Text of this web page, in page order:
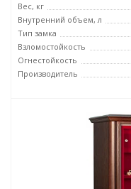
Вес, кг
Внутренний объем, л
Тип замка
Взломостойкость
Огнестойкость
Производитель